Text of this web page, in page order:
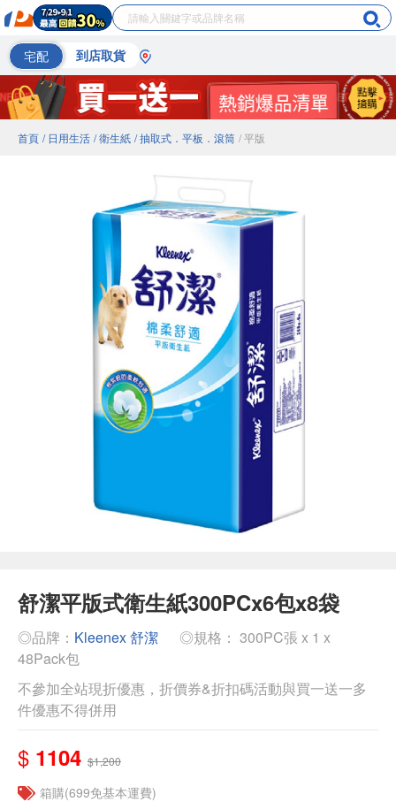
宅配 到店取貨
首頁 / 日用生活 / 衛生紙 / 抽取式．平板．滾筒 / 平版
舒潔平版式衛生紙300PCx6包x8袋
◎品牌： Kleenex 舒潔
◎規格： 300PC張 x 1 x
48Pack包
不參加全站現折優惠，折價券&折扣碼活動與買一送一多
件優惠不得併用
$ 1104 $1,200
箱購(699免基本運費)